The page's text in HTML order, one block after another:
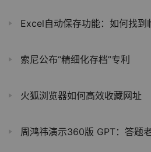
Excel自动保存功能：如何找到
索尼公布“精细化存档”专利
火狐浏览器如何高效收藏网址
周鸿祎演示360版 GPT：答题